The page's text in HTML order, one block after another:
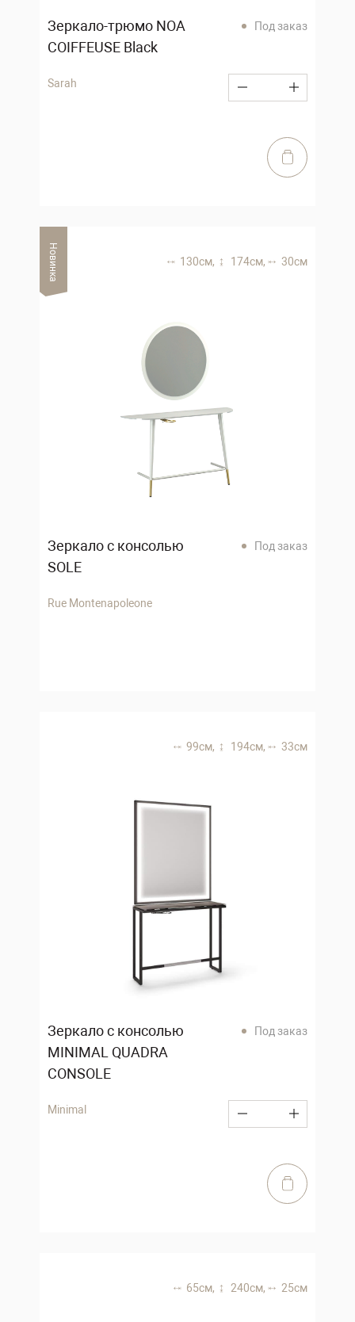
Зеркало-трюмо NOA
COIFFEUSE Black
Под заказ
Sarah
Новинка 130 см, 174 см, 30 см
Зеркало с консолью
SOLE
Под заказ
Rue Montenapoleone
99 см, 194 см, 33 см
Зеркало с консолью
MINIMAL QUADRA
CONSOLE
Под заказ
Minimal
65 см, 240 см, 25 см